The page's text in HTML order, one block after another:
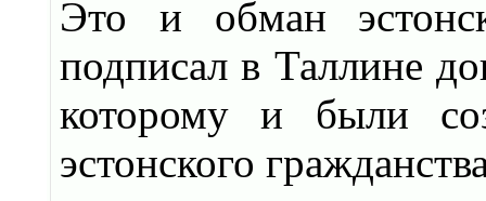
Это и обман
подписал в Таллине
которому и были
эстонского